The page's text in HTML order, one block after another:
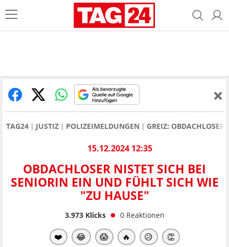
TAG24 JUSTIZ POLIZEIMELDUNGEN GREIZ:
15.12.2024 12:35
OBDACHLOSER NISTET SICH BEI
SENIORIN EIN UND FÜHLT SICH WIE
"ZU HAUSE"
3.973Klicks 0 Reaktionen
❤️ 😂 😱 🔥 😥 👏